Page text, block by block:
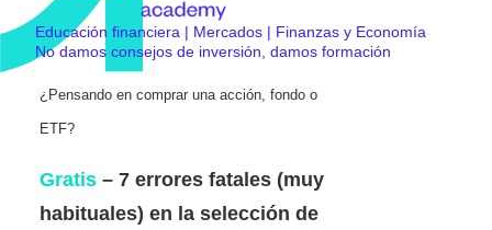
Educación financiera | Mercados | Finanzas y Economía
No damos consejos de inversión, damos formación
¿Pensando en comprar una acción, fondo o
ETF?
Gratis – 7 errores fatales (muy
habituales) en la selección de